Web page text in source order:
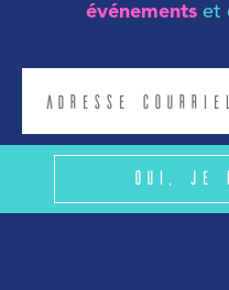
événementset
Oui, je